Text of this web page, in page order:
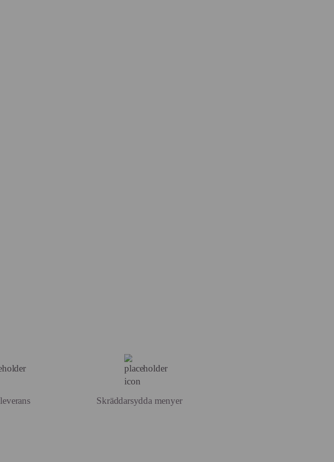
Skräddarsydda menyer